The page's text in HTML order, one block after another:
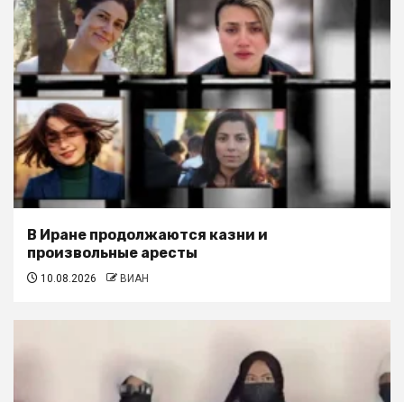
В Иране продолжаются казни и
произвольные аресты
10.08.2026 ВИАН